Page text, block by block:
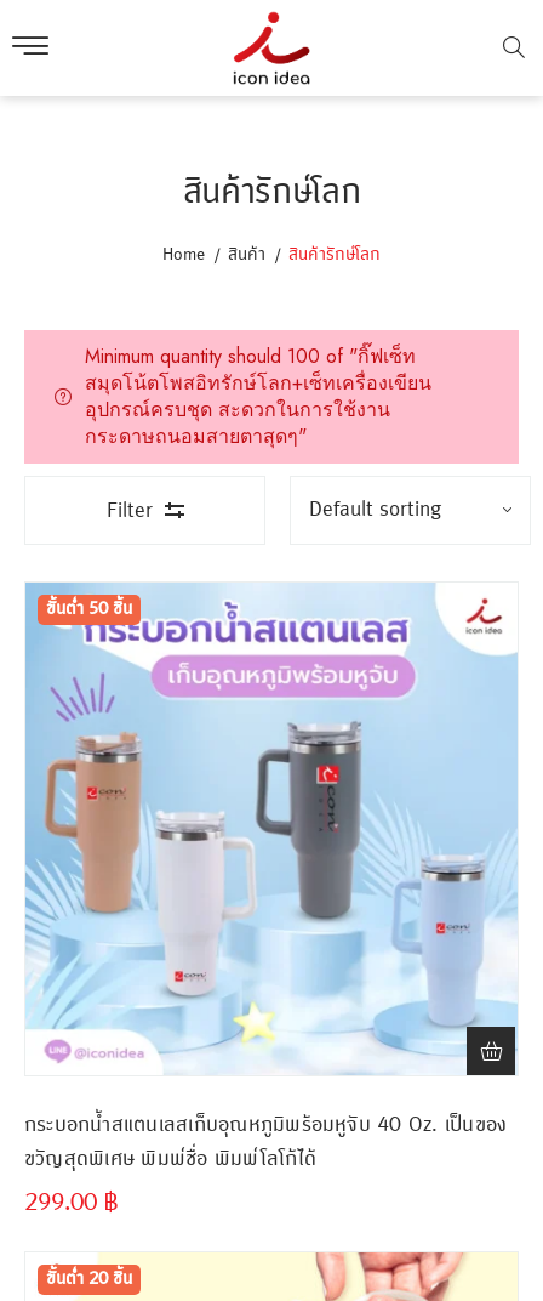
สินค้ารักษ์โลก
Home สินค้า สินค้ารักษ์โลก
Minimum quantity should 100 of "กิ๊ฟเซ็ท
สมุดโน้ตโพสอิทรักษ์โลก+เซ็ทเครื่องเขียน
อุปกรณ์ครบชุด สะดวกในการใช้งาน
กระดาษถนอมสายตาสุดๆ"
Filter
ขั้นต่ำ 50 ชิ้น
กระบอกน้ำสแตนเลสเก็บอุณหภูมิพร้อมหูจับ 40 Oz. เป็นของ
ขวัญสุดพิเศษ พิมพ์ชื่อ พิมพ์โลโก้ได้
299.00 ฿
ขั้นต่ำ 20 ชิ้น